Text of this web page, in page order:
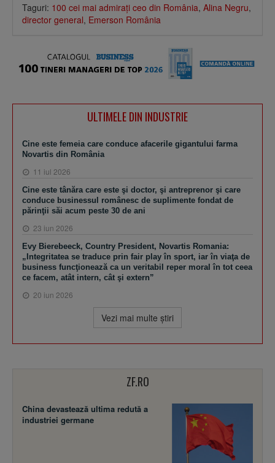
Taguri: 100 cei mai admiraţi ceo din România, Alina Negru,
director general, Emerson România
ULTIMELE DIN INDUSTRIE
Cine este femeia care conduce afacerile gigantului farma
Novartis din România
11 iul 2026
Cine este tânăra care este şi doctor, şi antreprenor şi care
conduce businessul românesc de suplimente fondat de
părinţii săi acum peste 30 de ani
23 iun 2026
Evy Bierebeeck, Country President, Novartis Romania:
„Integritatea se traduce prin fair play în sport, iar în viaţa de
business funcţionează ca un veritabil reper moral în tot ceea
ce facem, atât intern, cât şi extern”
20 iun 2026
Vezi mai multe ştiri
ZF.RO
China devastează ultima redută a
industriei germane